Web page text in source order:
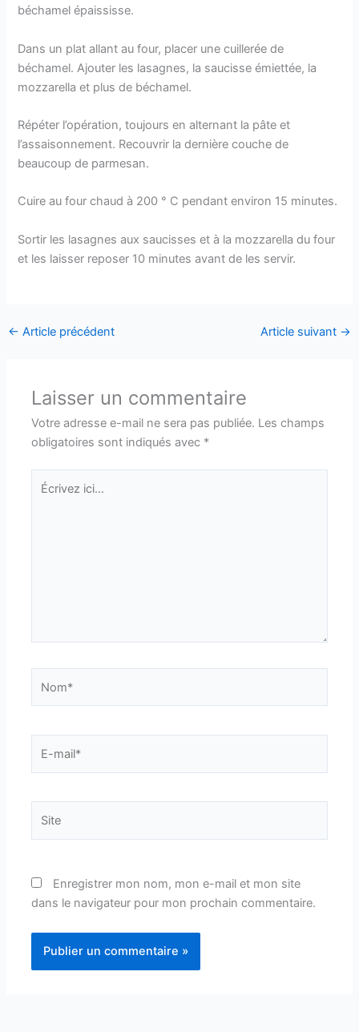
béchamel épaississe.
Dans un plat allant au four, placer une cuillerée de
béchamel. Ajouter les lasagnes, la saucisse émiettée, la
mozzarella et plus de béchamel.
Répéter l’opération, toujours en alternant la pâte et
l’assaisonnement. Recouvrir la dernière couche de
beaucoup de parmesan.
Cuire au four chaud à 200 ° C pendant environ 15 minutes.
Sortir les lasagnes aux saucisses et à la mozzarella du four
et les laisser reposer 10 minutes avant de les servir.
← Article précédent Article suivant →
Laisser un commentaire
Votre adresse e-mail ne sera pas publiée. Les champs
obligatoires sont indiqués avec *
Écrivez
ici…
mail*
Enregistrer mon nom, mon e-mail et mon site
dans le navigateur pour mon prochain commentaire.